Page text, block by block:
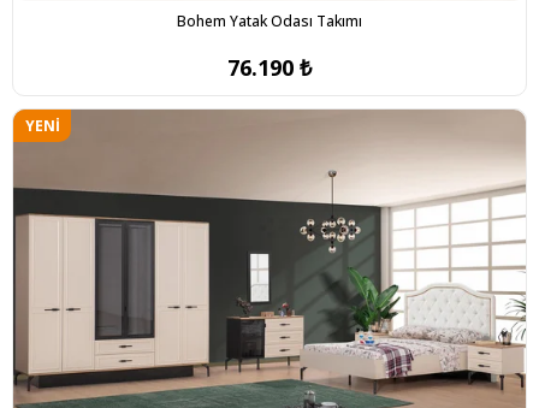
Bohem Yatak Odası Takımı
76.190 ₺
YENI